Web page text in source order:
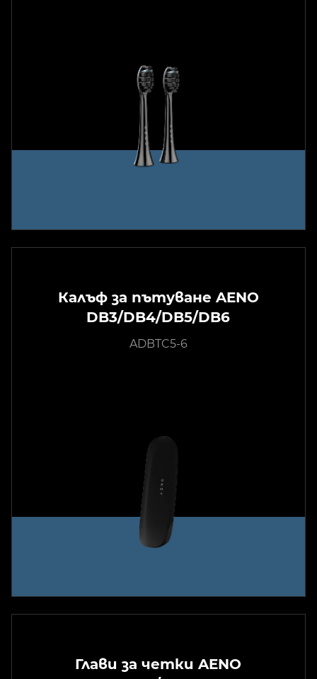
Калъф за пътуване AENO
DB3/DB4/DB5/DB6
ADBTC5-6
Глави за четки AENO